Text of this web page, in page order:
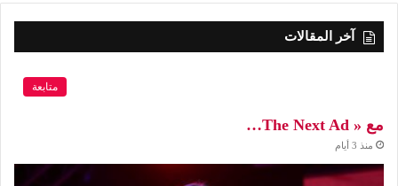
آخر المقالات
متابعة
مع « The Next Ad…
منذ 3 أيام